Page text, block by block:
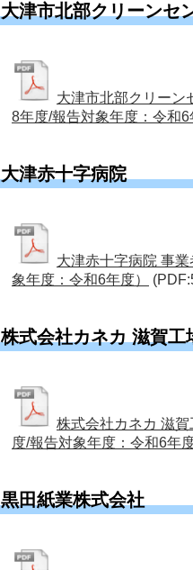
大津市北部クリーンセ
大津市北部クリーン
8年度/報告対象年度：令和6
大津赤十字病院
大津赤十字病院 事
象年度：令和6年度）
株式会社カネカ 滋賀工
株式会社カネカ 滋
度/報告対象年度：令和6年度
黒田紙業株式会社